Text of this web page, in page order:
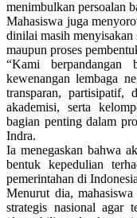
menimbulkan persoalan
Mahasiswa juga
dinilai masih menyisakan
maupun proses
“Kami berpandangan
kewenangan lembaga
transparan, partisipatif,
akademisi, serta
bagian penting dalam
Indra.
Ia menegaskan bahwa
bentuk kepedulian
pemerintahan di
Menurut dia,
strategis nasional agar